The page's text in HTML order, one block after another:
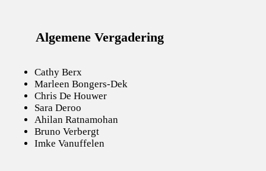
Algemene Vergadering
Cathy Berx
Marleen Bongers-Dek
Chris De Houwer
Sara Deroo
Ahilan Ratnamohan
Bruno Verbergt
Imke Vanuffelen